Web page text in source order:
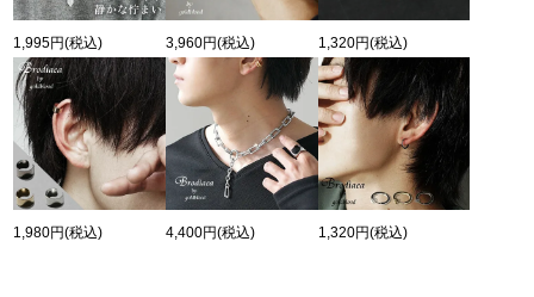
1,995円(税込) 3,960円(税込) 1,320円(税込)
1,980円(税込) 4,400円(税込) 1,320円(税込)